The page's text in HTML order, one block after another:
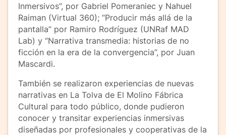
Inmersivos”, por Gabriel Pomeraniec y Nahuel
Raiman (Virtual 360); “Producir más allá de la
pantalla” por Ramiro Rodríguez (UNRaf MAD
Lab) y “Narrativa transmedia: historias de no
ficción en la era de la convergencia”, por Juan
Mascardi.
También se realizaron experiencias de nuevas
narrativas en La Tolva de El Molino Fábrica
Cultural para todo público, donde pudieron
conocer y transitar experiencias inmersivas
diseñadas por profesionales y cooperativas de la